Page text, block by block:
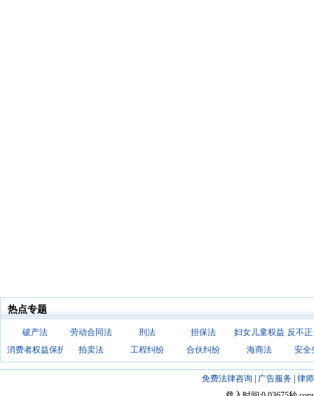
热点专题
破产法 劳动合同法 刑法 担保法 妇女儿童权益 反不
消费者权益保护法
拍卖法 工程纠纷 合伙纠纷 海商法 安全
免费法律咨询 广告服务| 律